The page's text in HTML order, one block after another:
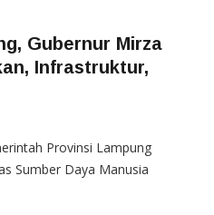
Gubernur Mirza
Infrastruktur,
Provinsi Lampung
Sumber Daya Manusia